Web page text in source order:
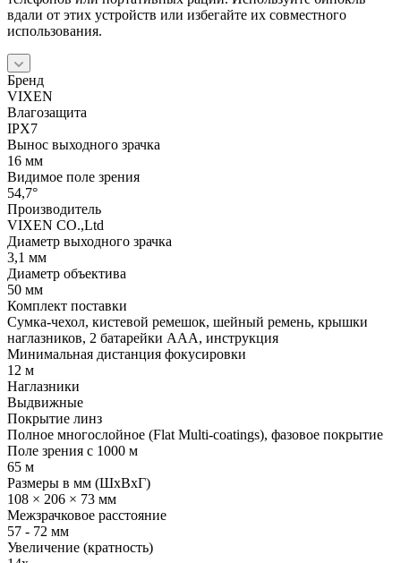
вдали от этих устройств или избегайте их совместного
использования.
Бренд
VIXEN
Влагозащита
IPX7
Вынос выходного зрачка
16 мм
Видимое поле зрения
54,7°
Производитель
VIXEN CO.,Ltd
Диаметр выходного зрачка
3,1 мм
Диаметр объектива
50 мм
Комплект поставки
Сумка-чехол, кистевой ремешок, шейный ремень, крышки
наглазников, 2 батарейки ААА, инструкция
Минимальная дистанция фокусировки
12 м
Наглазники
Выдвижные
Покрытие линз
Полное многослойное (Flat Multi-coatings), фазовое покрытие
Поле зрения с 1000 м
65 м
Размеры в мм (ШхВхГ)
108 × 206 × 73 мм
Межзрачковое расстояние
57 - 72 мм
Увеличение (кратность)